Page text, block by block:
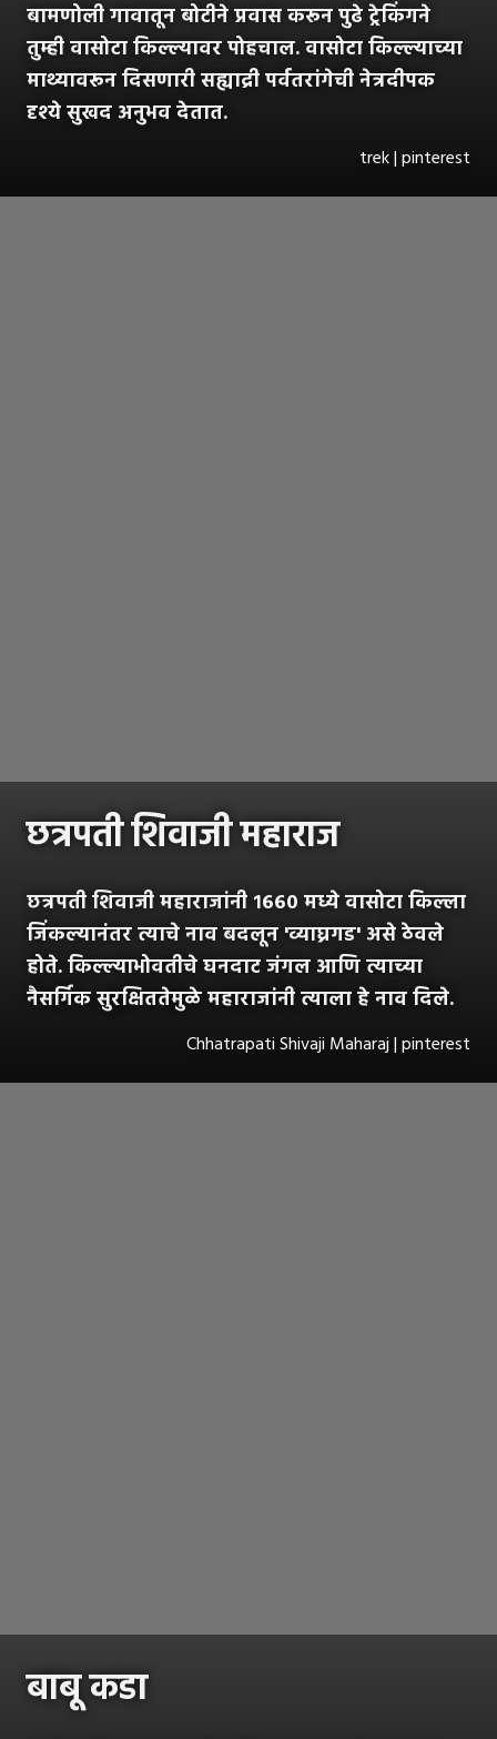
बामणोली गावातून बोटीने प्रवास करून पुढे ट्रेकिंगने
तुम्ही वासोटा किल्ल्यावर पोहचाल. वासोटा किल्ल्याच्या
माथ्यावरून दिसणारी सह्याद्री पर्वतरांगेची नेत्रदीपक
दृश्ये सुखद अनुभव देतात.
trek | pinterest
छत्रपती शिवाजी महाराज
छत्रपती शिवाजी महाराजांनी १६६० मध्ये वासोटा किल्ला
जिंकल्यानंतर त्याचे नाव बदलून 'व्याघ्रगड' असे ठेवले
होते. किल्ल्याभोवतीचे घनदाट जंगल आणि त्याच्या
नैसर्गिक सुरक्षिततेमुळे महाराजांनी त्याला हे नाव दिले.
Chhatrapati Shivaji Maharaj | pinterest
बाबू कडा